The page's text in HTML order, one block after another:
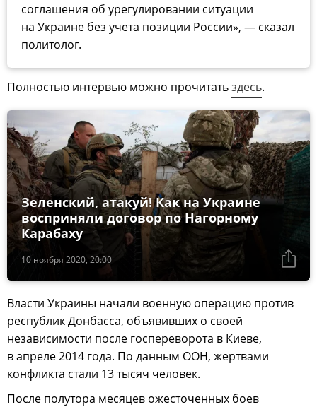
соглашения об урегулировании ситуации
на Украине без учета позиции России», — сказал
политолог.
Полностью интервью можно прочитатьздесь.
10 ноября 2020, 20:00
Зеленский, атакуй! Как на Украине
восприняли договор по Нагорному
Карабаху
Власти Украины начали военную операцию против
республик Донбасса, объявивших о своей
независимости после госпереворота в Киеве,
в апреле 2014 года. По данным ООН, жертвами
конфликта стали 13 тысяч человек.
После полутора месяцев ожесточенных боев